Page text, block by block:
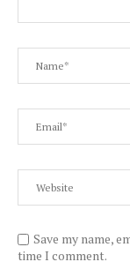
Save my name,
time I comment.